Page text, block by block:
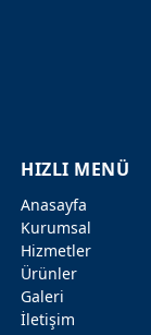
HIZLI MENÜ
Anasayfa
Kurumsal
Hizmetler
Ürünler
Galeri
İletişim